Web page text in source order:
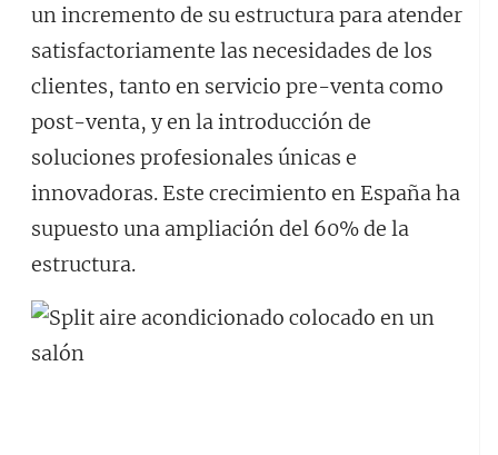
un incremento de su estructura para atender
satisfactoriamente las necesidades de los
clientes, tanto en servicio pre-venta como
post-venta, y en la introducción de
soluciones profesionales únicas e
innovadoras. Este crecimiento en España ha
supuesto una ampliación del 60% de la
estructura.